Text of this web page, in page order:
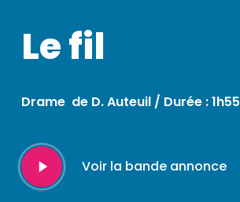
Le fil
Drame de D. Auteuil / Durée : 1h55
Play
Video
Voir la bande annonce